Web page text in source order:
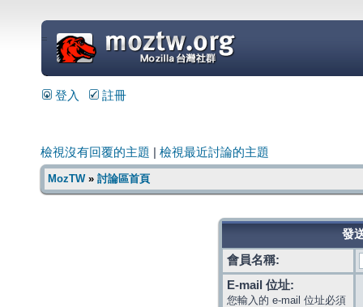
=
登入 註冊
檢視沒有回覆的主題 檢視最近討論的主題
MozTW» 討論區首頁
發
會員名稱:
E-mail 位址:
您輸入的 e-mail 位址必須